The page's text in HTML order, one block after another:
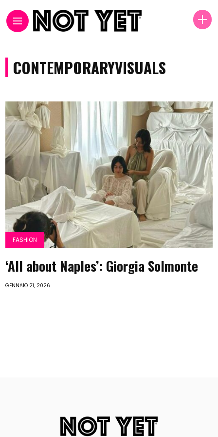
CONTEMPORARYVISUALS
FASHION
‘All about Naples’: Giorgia Solmonte
GENNAIO 21, 2026